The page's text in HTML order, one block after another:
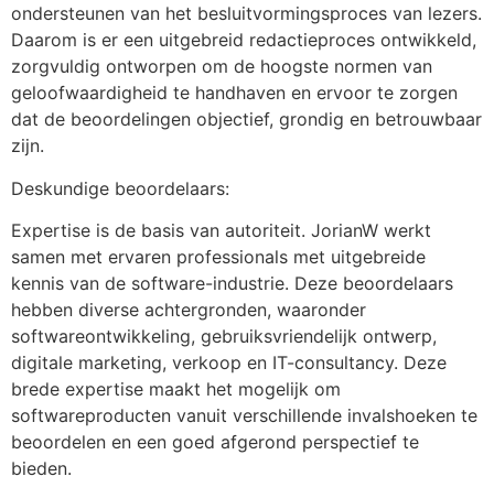
ondersteunen van het besluitvormingsproces van lezers.
Daarom is er een uitgebreid redactieproces ontwikkeld,
zorgvuldig ontworpen om de hoogste normen van
geloofwaardigheid te handhaven en ervoor te zorgen
dat de beoordelingen objectief, grondig en betrouwbaar
zijn.
Deskundige beoordelaars:
Expertise is de basis van autoriteit. JorianW werkt
samen met ervaren professionals met uitgebreide
kennis van de software-industrie. Deze beoordelaars
hebben diverse achtergronden, waaronder
softwareontwikkeling, gebruiksvriendelijk ontwerp,
digitale marketing, verkoop en IT-consultancy. Deze
brede expertise maakt het mogelijk om
softwareproducten vanuit verschillende invalshoeken te
beoordelen en een goed afgerond perspectief te
bieden.